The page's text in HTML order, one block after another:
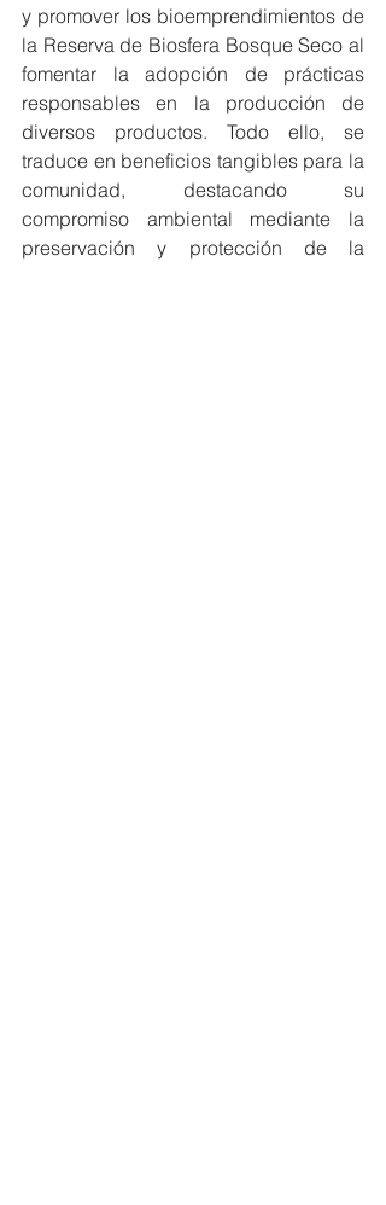
y promover los bioemprendimientos de
la Reserva de Biosfera Bosque Seco al
fomentar la adopción de prácticas
responsables en la producción de
diversos productos. Todo ello, se
traduce en beneficios tangibles para la
comunidad, destacando su
compromiso ambiental mediante la
preservación y protección de la